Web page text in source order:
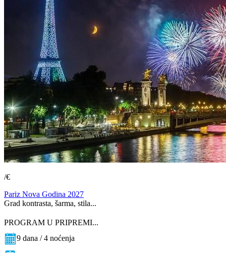
/€
Pariz Nova Godina 2027
Grad kontrasta, šarma, stila...
PROGRAM U PRIPREMI...
9 dana / 4 noćenja